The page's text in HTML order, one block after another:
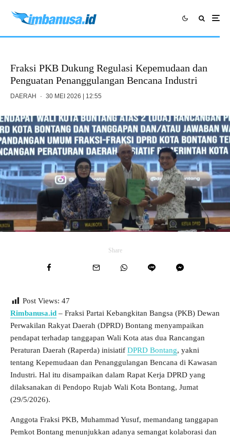
Fraksi PKB Dukung Regulasi Kepemudaan dan
Penguatan Penanggulangan Bencana Industri
DAERAH · 30 MEI 2026 | 12:55
Share
Post Views: 47
Rimbanusa.id – Fraksi Partai Kebangkitan Bangsa (PKB) Dewan
Perwakilan Rakyat Daerah (DPRD) Bontang menyampaikan
pendapat terhadap tanggapan Wali Kota atas dua Rancangan
Peraturan Daerah (Raperda) inisiatif DPRD Bontang, yakni
tentang Kepemudaan dan Penanggulangan Bencana di Kawasan
Industri. Hal itu disampaikan dalam Rapat Kerja DPRD yang
dilaksanakan di Pendopo Rujab Wali Kota Bontang, Jumat
(29/5/2026).
Anggota Fraksi PKB, Muhammad Yusuf, memandang tanggapan
Pemkot Bontang menunjukkan adanya semangat kolaborasi dan